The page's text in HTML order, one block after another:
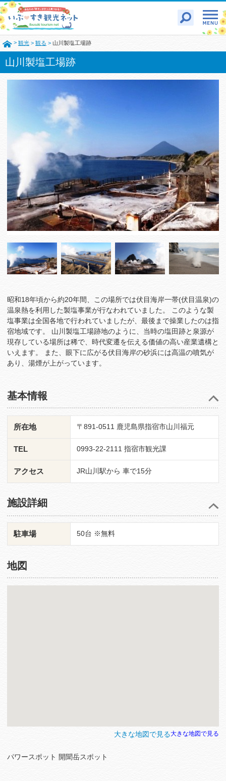
> 観光 > 観る > 山川製塩工場跡
山川製塩工場跡
昭和18年頃から約20年間、この場所では伏目海岸一帯(伏目温泉)の
温泉熱を利用した製塩事業が行なわれていました。 このような製
塩事業は全国各地で行われていましたが、最後まで操業したのは指
宿地域です。 山川製塩工場跡地のように、当時の塩田跡と泉源が
現存している場所は稀で、時代変遷を伝える価値の高い産業遺構と
いえます。 また、眼下に広がる伏目海岸の砂浜には高温の噴気が
あり、湯煙が上がっています。
基本情報
所在地 〒891-0511 鹿児島県指宿市山川福元
TEL 0993-22-2111 指宿市観光課
アクセス JR山川駅から 車で15分
施設詳細
駐車場 50台 ※無料
地図
大きな地図で見る
大きな地図で見る
パワースポット 開聞岳スポット